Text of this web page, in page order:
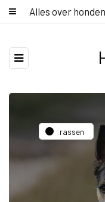
Alles over honden
rassen